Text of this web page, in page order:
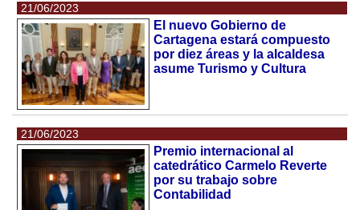
21/06/2023
El nuevo Gobierno de
Cartagena estará compuesto
por diez áreas y la alcaldesa
asume Turismo y Cultura
21/06/2023
Premio internacional al
catedrático Carmelo Reverte
por su trabajo sobre
Contabilidad